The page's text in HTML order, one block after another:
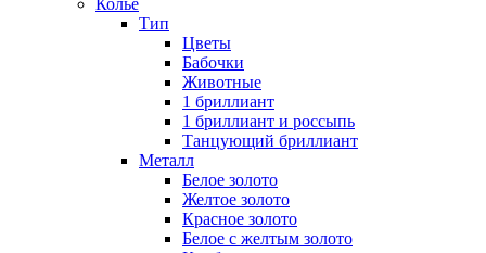
Колье
Тип
Цветы
Бабочки
Животные
1 бриллиант
1 бриллиант и россыпь
Танцующий бриллиант
Металл
Белое золото
Желтое золото
Красное золото
Белое с желтым золото